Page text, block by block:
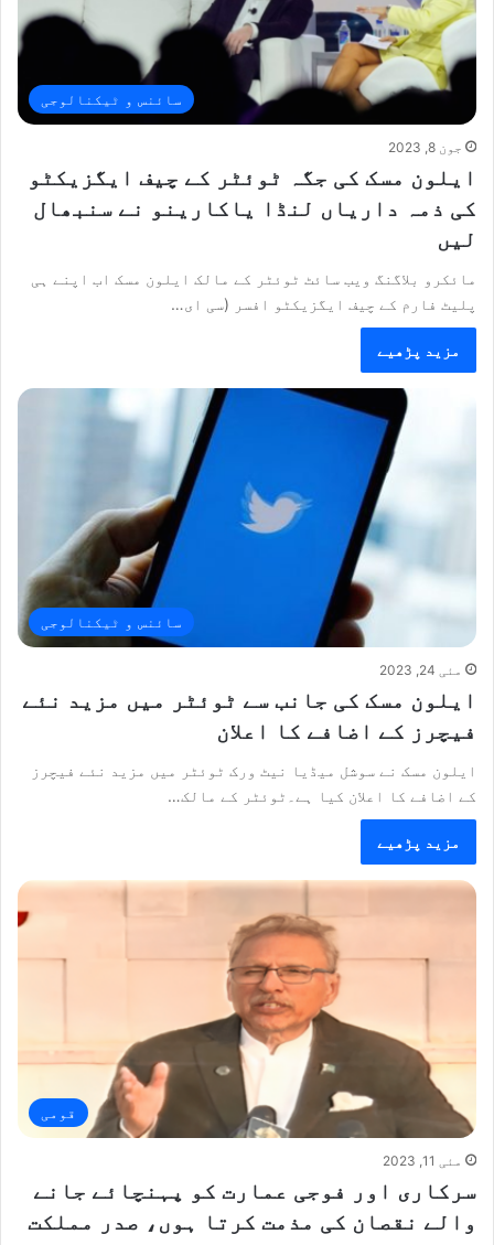
سائنس و ٹیکنالوجی
جون 8, 2023
ایلون مسک کی جگہ ٹوئٹر کے چیف ایگزیکٹو
کی ذمہ داریاں لنڈا یاکارینو نے سنبھال
لیں
مائکرو بلاگنگ ویب سائٹ ٹوئٹر کے مالک ایلون مسک اب اپنے ہی
پلیٹ فارم کے چیف ایگزیکٹو افسر (سی ای…
مزید پڑھیے
سائنس و ٹیکنالوجی
مئی 24, 2023
ایلون مسک کی جانب سے ٹوئٹر میں مزید نئے
فیچرز کے اضافے کا اعلان
ایلون مسک نے سوشل میڈیا نیٹ ورک ٹوئٹر میں مزید نئے فیچرز
کے اضافے کا اعلان کیا ہے۔ٹوئٹر کے مالک…
مزید پڑھیے
قومی
مئی 11, 2023
سرکاری اور فوجی عمارت کو پہنچائے جانے
والے نقصان کی مذمت کرتا ہوں، صدر مملکت